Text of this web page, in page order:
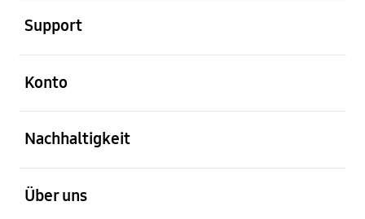
Support
Konto
Nachhaltigkeit
Über uns